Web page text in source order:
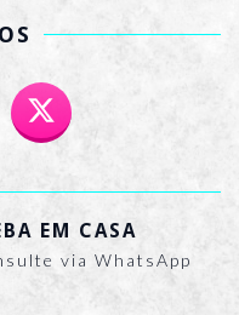
EM CASA
via WhatsApp